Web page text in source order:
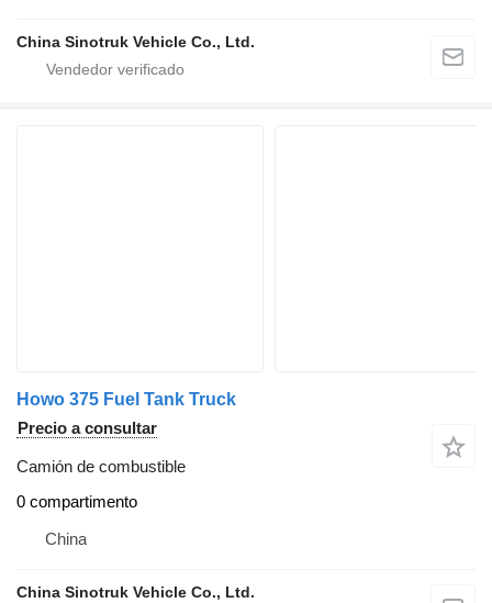
China Sinotruk Vehicle Co., Ltd.
Howo 375 Fuel Tank Truck
Precio a consultar
Camión de combustible
0 compartimento
China
China Sinotruk Vehicle Co., Ltd.